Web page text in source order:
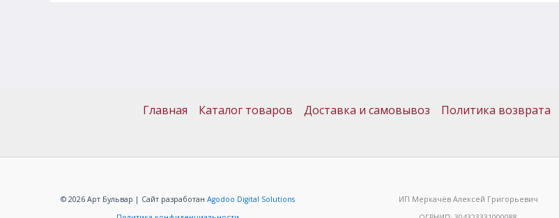
Главная Каталог товаров Доставка и самовывоз Политика возврата
© 2026 Арт Бульвар | Сайт разработанAgodoo Digital Solutions
ИП Меркачёв Алексей Григорьевич